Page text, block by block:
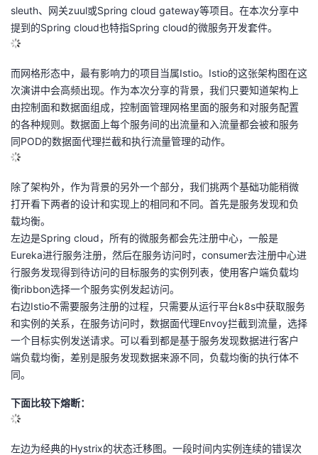
sleuth、网关zuul或Spring cloud gateway等项目。在本次分享中
提到的Spring cloud也特指Spring cloud的微服务开发套件。
而网格形态中，最有影响力的项目当属Istio。Istio的这张架构图在这
次演讲中会高频出现。作为本次分享的背景，我们只要知道架构上
由控制面和数据面组成，控制面管理网格里面的服务和对服务配置
的各种规则。数据面上每个服务间的出流量和入流量都会被和服务
同POD的数据面代理拦截和执行流量管理的动作。
除了架构外，作为背景的另外一个部分，我们挑两个基础功能稍微
打开看下两者的设计和实现上的相同和不同。首先是服务发现和负
载均衡。
左边是Spring cloud，所有的微服务都会先注册中心，一般是
Eureka进行服务注册，然后在服务访问时，consumer去注册中心进
行服务发现得到待访问的目标服务的实例列表，使用客户端负载均
衡ribbon选择一个服务实例发起访问。
右边Istio不需要服务注册的过程，只需要从运行平台k8s中获取服务
和实例的关系，在服务访问时，数据面代理Envoy拦截到流量，选择
一个目标实例发送请求。可以看到都是基于服务发现数据进行客户
端负载均衡，差别是服务发现数据来源不同，负载均衡的执行体不
同。
下面比较下熔断：
左边为经典的Hystrix的状态迁移图。一段时间内实例连续的错误次